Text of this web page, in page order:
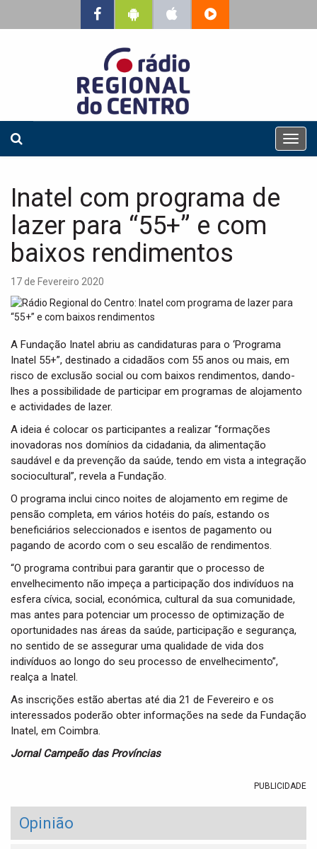
T
o
a
Inatel com programa de
lazer para “55+” e com
baixos rendimentos
17 de Fevereiro 2020
A Fundação Inatel abriu as candidaturas para o ‘Programa
Inatel 55+”, destinado a cidadãos com 55 anos ou mais, em
risco de exclusão social ou com baixos rendimentos, dando-
lhes a possibilidade de participar em programas de alojamento
e actividades de lazer.
A ideia é colocar os participantes a realizar “formações
inovadoras nos domínios da cidadania, da alimentação
saudável e da prevenção da saúde, tendo em vista a integração
sociocultural”, revela a Fundação.
O programa inclui cinco noites de alojamento em regime de
pensão completa, em vários hotéis do país, estando os
beneficiários seleccionados e isentos de pagamento ou
pagando de acordo com o seu escalão de rendimentos.
“O programa contribui para garantir que o processo de
envelhecimento não impeça a participação dos indivíduos na
esfera cívica, social, económica, cultural da sua comunidade,
mas antes para potenciar um processo de optimização de
oportunidades nas áreas da saúde, participação e segurança,
no sentido de se assegurar uma qualidade de vida dos
indivíduos ao longo do seu processo de envelhecimento”,
realça a Inatel.
As inscrições estão abertas até dia 21 de Fevereiro e os
interessados poderão obter informações na sede da Fundação
Inatel, em Coimbra.
Jornal Campeão das Províncias
PUBLICIDADE
Opinião